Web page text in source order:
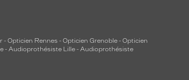
- Opticien Rennes - Opticien Grenoble - Opticien
- Audioprothésiste Lille - Audioprothésiste